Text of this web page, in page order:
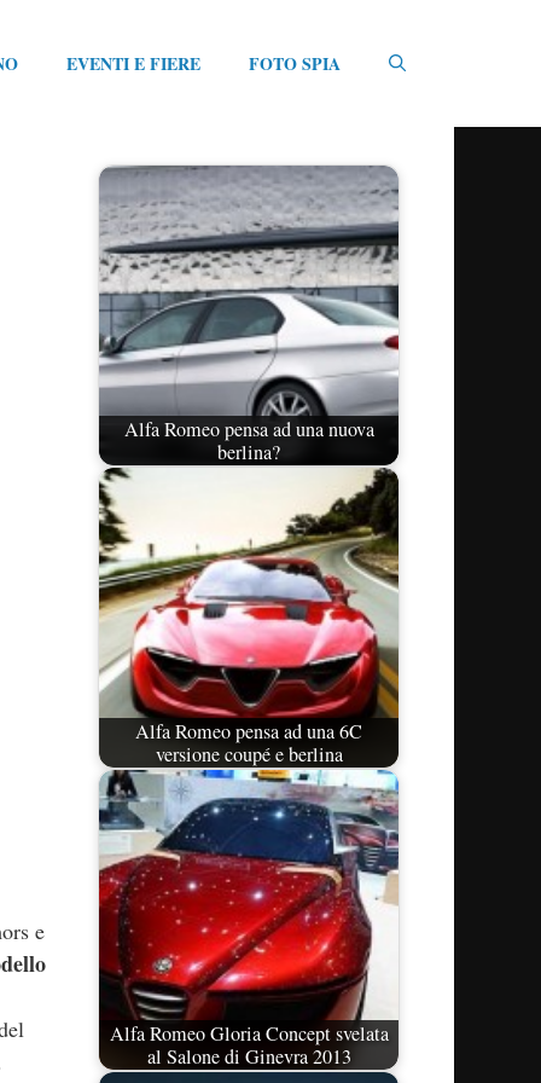
EVENTI E FIERE FOTO SPIA
e
Alfa Romeo pensa ad una nuova
berlina?
Alfa Romeo pensa ad una 6C
versione coupé e berlina
Alfa Romeo Gloria Concept svelata
al Salone di Ginevra 2013